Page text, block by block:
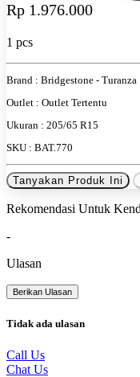
Rp 1.976.000
1 pcs
Brand : Bridgestone - Turanza
Outlet : Outlet Tertentu
Ukuran : 205/65 R15
SKU : BAT.770
Tanyakan Produk Ini
Rekomendasi Untuk
-
Ulasan
Berikan Ulasan
Tidak ada ulasan
Call Us
Chat Us